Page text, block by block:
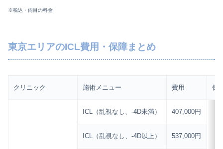
※税込・両目の料金
東京エリアのICL費用・保障まとめ
クリニック 施術メニュー 費用 保
ICL（乱視なし、-4D未満） 407,000円
ICL（乱視なし、-4D以上） 537,000円